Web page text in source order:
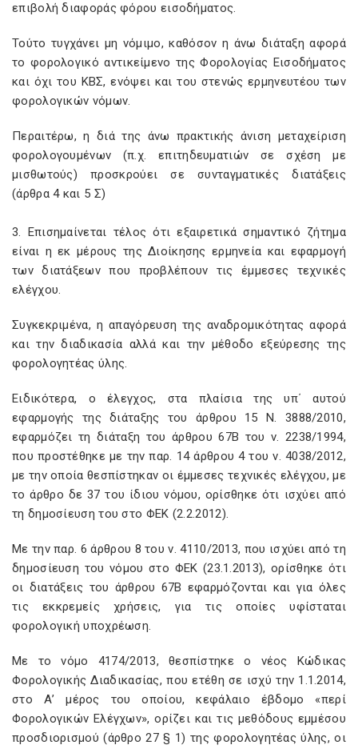
επιβολή διαφοράς φόρου εισοδήματος.
Τούτο τυγχάνει μη νόμιμο, καθόσον η άνω διάταξη αφορά
το φορολογικό αντικείμενο της Φορολογίας Εισοδήματος
και όχι του ΚΒΣ, ενόψει και του στενώς ερμηνευτέου των
φορολογικών νόμων.
Περαιτέρω, η διά της άνω πρακτικής άνιση μεταχείριση
φορολογουμένων (π.χ. επιτηδευματιών σε σχέση με
μισθωτούς) προσκρούει σε συνταγματικές διατάξεις
(άρθρα 4 και 5 Σ)
3. Επισημαίνεται τέλος ότι εξαιρετικά σημαντικό ζήτημα
είναι η εκ μέρους της Διοίκησης ερμηνεία και εφαρμογή
των διατάξεων που προβλέπουν τις έμμεσες τεχνικές
ελέγχου.
Συγκεκριμένα, η απαγόρευση της αναδροµικότητας αφορά
και την διαδικασία αλλά και την μέθοδο εξεύρεσης της
φορολογητέας ύλης.
Ειδικότερα, ο έλεγχος, στα πλαίσια της υπ΄ αυτού
εφαρμογής της διάταξης του άρθρου 15 Ν. 3888/2010,
εφαρμόζει τη διάταξη του άρθρου 67Β του ν. 2238/1994,
που προστέθηκε µε την παρ. 14 άρθρου 4 του ν. 4038/2012,
με την οποία θεσπίστηκαν οι έμμεσες τεχνικές ελέγχου, µε
το άρθρο δε 37 του ίδιου νόµου, ορίσθηκε ότι ισχύει από
τη δηµοσίευση του στο ΦΕΚ (2.2.2012).
Με την παρ. 6 άρθρου 8 του ν. 4110/2013, που ισχύει από τη
δημοσίευση του νόµου στο ΦΕΚ (23.1.2013), ορίσθηκε ότι
οι διατάξεις του άρθρου 67Β εφαρμόζονται και για όλες
τις εκκρεμείς χρήσεις, για τις οποίες υφίσταται
φορολογική υποχρέωση.
Με το νόµο 4174/2013, θεσπίστηκε ο νέος Κώδικας
Φορολογικής Διαδικασίας, που ετέθη σε ισχύ την 1.1.2014,
στο Α’ µέρος του οποίου, κεφάλαιο έβδοµο «περί
Φορολογικών Ελέγχων», ορίζει και τις µεθόδους εµµέσου
προσδιορισµού (άρθρο 27 § 1) της φορολογητέας ύλης, οι